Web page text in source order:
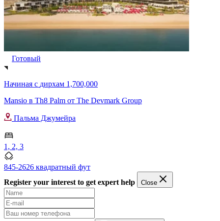
Готовый
Начиная с дирхам 1,700,000
Mansio в Th8 Palm от The Devmark Group
Пальма Джумейра
1, 2, 3
845-2626 квадратный фут
Register your interest to get expert help
Close